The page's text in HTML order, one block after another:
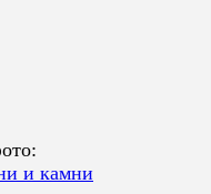
и камни